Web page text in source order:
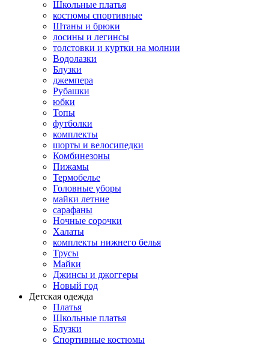
Школьные платья
костюмы спортивные
Штаны и брюки
лосины и легинсы
толстовки и куртки на молнии
Водолазки
Блузки
джемпера
Рубашки
юбки
Топы
футболки
комплекты
шорты и велосипедки
Комбинезоны
Пижамы
Термобелье
Головные уборы
майки летние
сарафаны
Ночные сорочки
Халаты
комплекты нижнего белья
Трусы
Майки
Джинсы и джоггеры
Новый год
Детская одежда
Платья
Школьные платья
Блузки
Спортивные костюмы